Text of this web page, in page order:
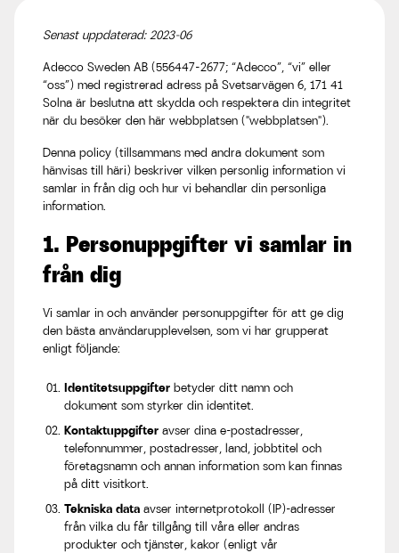
Senast uppdaterad: 2023-06
Adecco Sweden AB (556447–2677; “Adecco”, “vi” eller
“oss”) med registrerad adress på Svetsarvägen 6, 171 41
Solna är beslutna att skydda och respektera din integritet
när du besöker den här webbplatsen ("webbplatsen").
Denna policy (tillsammans med andra dokument som
hänvisas till häri) beskriver vilken personlig information vi
samlar in från dig och hur vi behandlar din personliga
information.
1. Personuppgifter vi samlar in
från dig
Vi samlar in och använder personuppgifter för att ge dig
den bästa användarupplevelsen, som vi har grupperat
enligt följande:
Identitetsuppgifter betyder ditt namn och
dokument som styrker din identitet.
Kontaktuppgifter avser dina e-postadresser,
telefonnummer, postadresser, land, jobbtitel och
företagsnamn och annan information som kan finnas
på ditt visitkort.
Tekniska data avser internetprotokoll (IP)-adresser
från vilka du får tillgång till våra eller andras
produkter och tjänster, kakor (enligt vår